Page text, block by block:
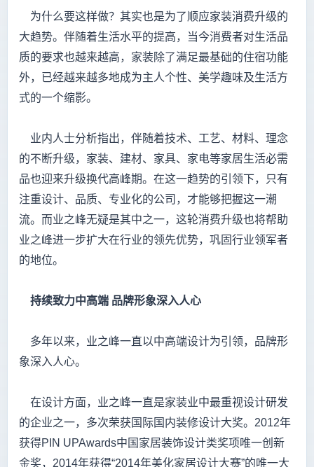
为什么要这样做？其实也是为了顺应家装消费升级的
大趋势。伴随着生活水平的提高，当今消费者对生活品
质的要求也越来越高，家装除了满足最基础的住宿功能
外，已经越来越多地成为主人个性、美学趣味及生活方
式的一个缩影。
业内人士分析指出，伴随着技术、工艺、材料、理念
的不断升级，家装、建材、家具、家电等家居生活必需
品也迎来升级换代高峰期。在这一趋势的引领下，只有
注重设计、品质、专业化的公司，才能够把握这一潮
流。而业之峰无疑是其中之一，这轮消费升级也将帮助
业之峰进一步扩大在行业的领先优势，巩固行业领军者
的地位。
持续致力中高端 品牌形象深入人心
多年以来，业之峰一直以中高端设计为引领，品牌形
象深入人心。
在设计方面，业之峰一直是家装业中最重视设计研发
的企业之一，多次荣获国际国内装修设计大奖。2012年
获得PIN UPAwards中国家居装饰设计类奖项唯一创新
金奖，2014年获得“2014年美化家居设计大赛”的唯一大